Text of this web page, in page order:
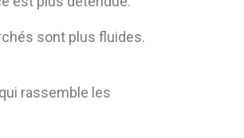
sont plus fluides.
rassemble les